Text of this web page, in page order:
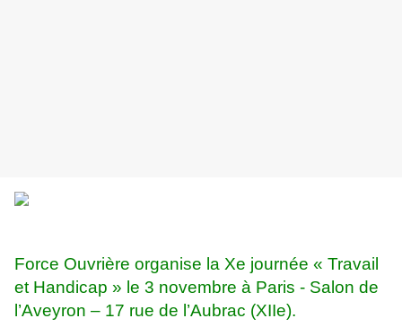
Force Ouvrière organise la Xe journée « Travail
et Handicap » le 3 novembre à Paris - Salon de
l’Aveyron – 17 rue de l’Aubrac (XIIe).